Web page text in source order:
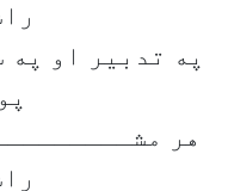
په تدبیر او په
هر